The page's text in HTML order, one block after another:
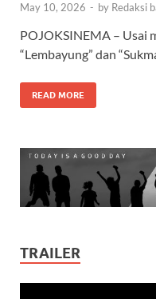
May 10, 2026 - by Redaksi
POJOKSINEMA – Usai
“Lembayung” dan
READ MORE
TRAILER